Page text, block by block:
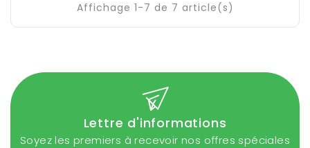
Affichage 1-7 de 7 article(s)
Lettre d'informations
Soyez les premiers à recevoir nos offres spéciales